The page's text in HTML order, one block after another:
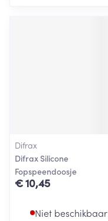
Difrax
Difrax Silicone
Fopspeendoosje
€ 10,45
Niet beschikbaar